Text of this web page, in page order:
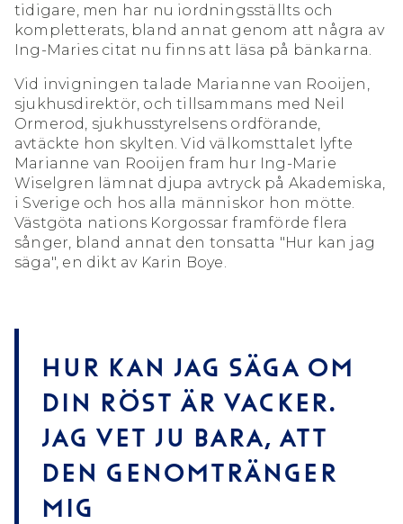
tidigare, men har nu iordningsställts och
kompletterats, bland annat genom att några av
Ing-Maries citat nu finns att läsa på bänkarna.
Vid invigningen talade Marianne van Rooijen,
sjukhusdirektör, och tillsammans med Neil
Ormerod, sjukhusstyrelsens ordförande,
avtäckte hon skylten. Vid välkomsttalet lyfte
Marianne van Rooijen fram hur Ing-Marie
Wiselgren lämnat djupa avtryck på Akademiska,
i Sverige och hos alla människor hon mötte.
Västgöta nations Korgossar framförde flera
sånger, bland annat den tonsatta "Hur kan jag
säga", en dikt av Karin Boye.
Hur kan jag säga om
din röst är vacker.
Jag vet ju bara, att
den genomtränger
mig